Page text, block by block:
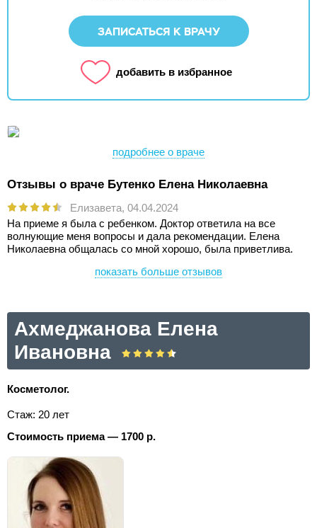
ЗАПИСАТЬСЯ К ВРАЧУ
добавить в избранное
подробнее о враче
Отзывы о враче Бутенко Елена Николаевна
Елизавета, 04.04.2024
На приеме я была с ребенком. Доктор ответила на все
волнующие меня вопросы и дала рекомендации. Елена
Николаевна общалась со мной хорошо, была приветлива.
показать больше отзывов
Ахмеджанова Елена
Ивановна
Косметолог.
Стаж: 20 лет
Стоимость приема — 1700 р.